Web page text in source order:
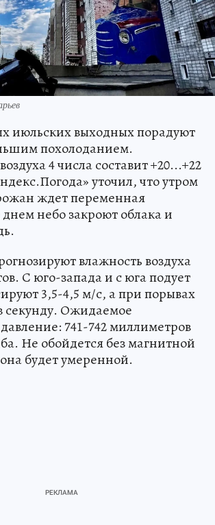
июльских выходных порадуют
похолоданием.
4 числа составит +20...+22
уточил, что утром
ждет переменная
днем небо закроют облака и
влажность воздуха
С юго-запада и с юга подует
3,5-4,5 м/с, а при порывах
секунду. Ожидаемое
741-742 миллиметров
Не обойдется без магнитной
будет умеренной.